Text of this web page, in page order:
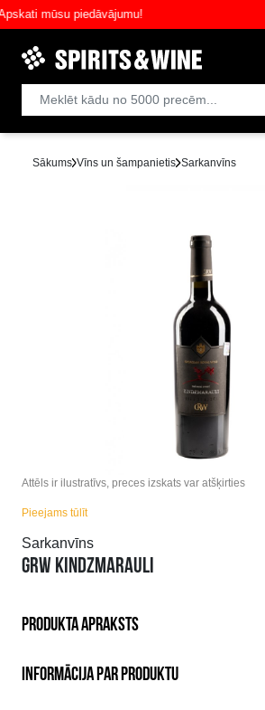
mūsu piedāvājumu!
Sākums Vīns un šampanietis Sarkanvīns
Attēls ir ilustratīvs, preces izskats var atšķirties
Pieejams tūlīt
Sarkanvīns
GRW KINDZMARAULI
PRODUKTA APRAKSTS
INFORMĀCIJA PAR PRODUKTU